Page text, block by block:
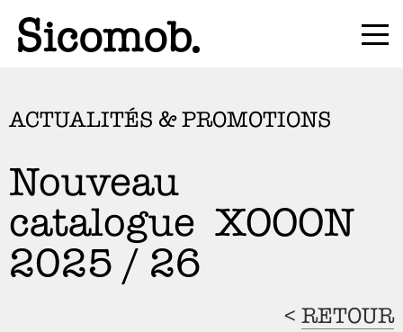
ACTUALITÉS & PROMOTIONS
Nouveau
catalogue XOOON
2025 / 26
< RETOUR